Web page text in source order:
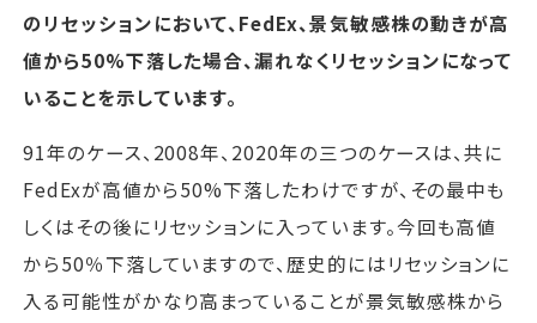
のリセッションにおいて、FedEx、景気敏感株の動きが高
値から50%下落した場合、漏れなくリセッションになって
いることを示しています。
91年のケース、2008年、2020年の三つのケースは、共に
FedExが高値から50%下落したわけですが、その最中も
しくはその後にリセッションに入っています。今回も高値
から50％下落していますので、歴史的にはリセッションに
入る可能性がかなり高まっていることが景気敏感株から